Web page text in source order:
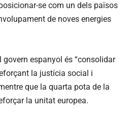
se com un dels països
de noves energies
govern espanyol és “consolidar
la justícia social i
que la quarta pota de la
la unitat europea.